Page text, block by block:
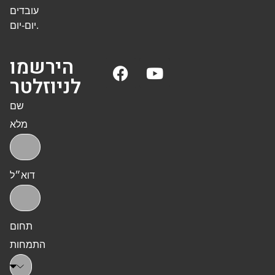
עובדים
יום-יום.
הירשמו
לניוזלטר
שם
מלא
דוא״ל
תחום
התמחות